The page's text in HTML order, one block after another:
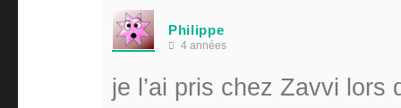
Philippe
4 années
je l’ai pris chez Zavvi lors